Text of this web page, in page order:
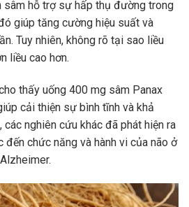
sâm hỗ trợ sự hấp thụ đường trong
giúp tăng cường hiệu suất và
Tuy nhiên, không rõ tại sao liều
liều cao hơn.
thấy uống 400 mg sâm Panax
cải thiện sự bình tĩnh và khả
các nghiên cứu khác đã phát hiện ra
chức năng và hành vi của não ở